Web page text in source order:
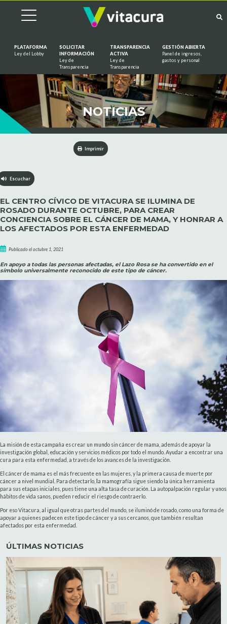
PLATAFORMA
Ley del Lobby
SOLICITAR
INFORMACIÓN
Ley de
Transparencia
TRANSPARENCIA
ACTIVA
Ley de
Transparencia
GESTIÓN ABIERTA
Panel de ingresos,
gastos y personal
NOTICIAS
Imprimir
Escuchar
EL CENTRO CÍVICO DE VITACURA SE ILUMINA DE
ROSADO DURANTE OCTUBRE, PARA CREAR
CONCIENCIA SOBRE EL CÁNCER DE MAMA, Y HONRAR A
LOS AFECTADOS POR ESTA ENFERMEDAD
Publicado el octubre 1, 2021
En apoyo a todas las personas afectadas, el Lazo Rosa se ha convertido en el
símbolo universalmente reconocido de este tipo de cáncer.
La misión de esta campaña es crear un mundo sin cáncer de mama, además de apoyar la
investigación global, educación y servicios médicos por todo el mundo. Ayudar a encontrar una
cura para esta enfermedad, a través de los avances de la investigación.
El cáncer de mama es el más frecuente en las mujeres, y la primera causa de muerte por
cáncer a nivel mundial. Para detectarlo, a mamografía sigue siendo la única herramienta
para sus etapas iniciales, pues tiene una alta tasa de curación. La autopalpación regular y unos
hábitos de vida sanos, pueden reducir el riesgo de contraerlo.
Por eso Vitacura, al igual que otras partes del mundo, se iluminó de rosado, como una forma de
apoyar a quienes padecen este tipo de cáncer y a sus cercanos, que también resultan
afectados por esta enfermedad.
ÚLTIMAS NOTICIAS